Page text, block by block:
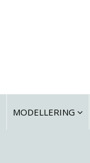
MODELLERING